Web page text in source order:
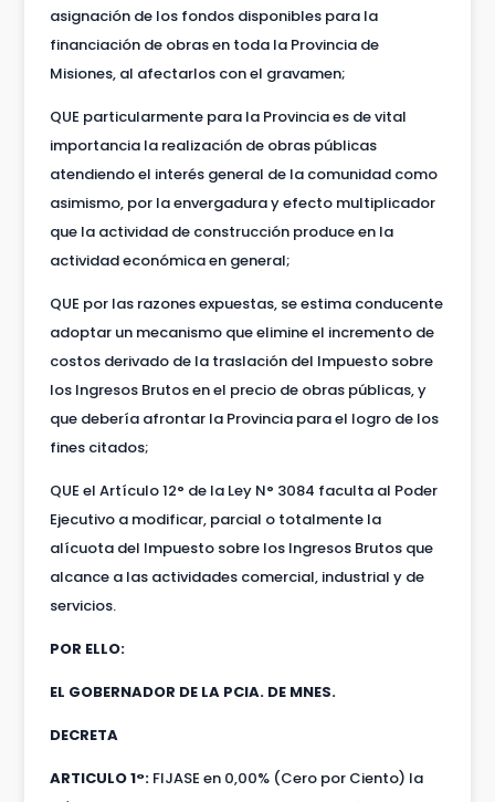
asignación de los fondos disponibles para la
financiación de obras en toda la Provincia de
Misiones, al afectarlos con el gravamen;
QUE particularmente para la Provincia es de vital
importancia la realización de obras públicas
atendiendo el interés general de la comunidad como
asimismo, por la envergadura y efecto multiplicador
que la actividad de construcción produce en la
actividad económica en general;
QUE por las razones expuestas, se estima conducente
adoptar un mecanismo que elimine el incremento de
costos derivado de la traslación del Impuesto sobre
los Ingresos Brutos en el precio de obras públicas, y
que debería afrontar la Provincia para el logro de los
fines citados;
QUE el Artículo 12° de la Ley N° 3084 faculta al Poder
Ejecutivo a modificar, parcial o totalmente la
alícuota del Impuesto sobre los Ingresos Brutos que
alcance a las actividades comercial, industrial y de
servicios.
POR ELLO:
EL GOBERNADOR DE LA PCIA. DE MNES.
DECRETA
ARTICULO 1°:FIJASE en 0,00% (Cero por Ciento) la